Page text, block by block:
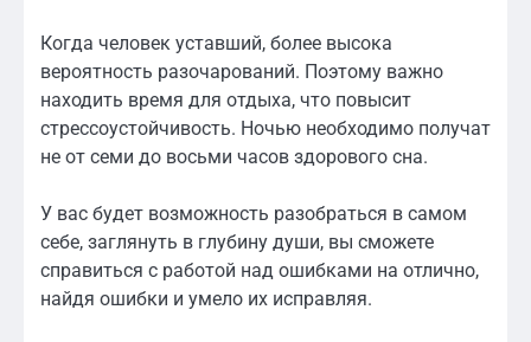
Когда человек уставший, более высока
вероятность разочарований. Поэтому важно
находить время для отдыха, что повысит
стрессоустойчивость. Ночью необходимо получат
не от семи до восьми часов здорового сна.
У вас будет возможность разобраться в самом
себе, заглянуть в глубину души, вы сможете
справиться с работой над ошибками на отлично,
найдя ошибки и умело их исправляя.